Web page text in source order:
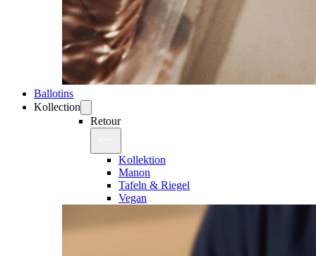
Ballotins
Kollection
Retour
Kollektion
Manon
Tafeln & Riegel
Vegan